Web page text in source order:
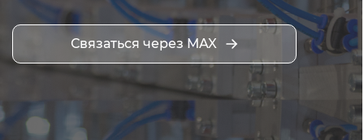
Связаться через MAX